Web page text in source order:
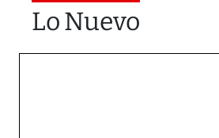
Lo Nuevo